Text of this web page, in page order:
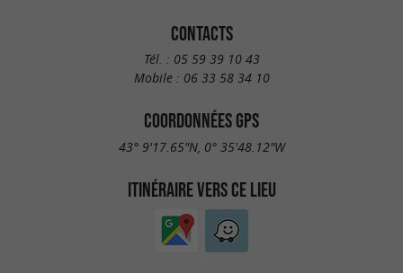
CONTACTS
Tél. : 05 59 39 10 43
Mobile : 06 33 58 34 10
COORDONNÉES GPS
43° 9'17.65"N, 0° 35'48.12"W
ITINÉRAIRE VERS CE LIEU